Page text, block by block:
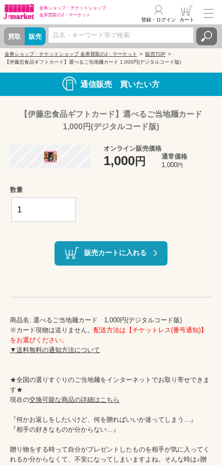
金券ショップ・ チケットショップ
金券買取のJ・マーケット
買取 販売
登録・ログイン カート
金券ショップ・チケットショップ 金券買取のJ・マーケット
販売TOP
【伊藤忠食品ギフトカード】選べるご当地麺カード 1,000円(デジタルコード版)
通信販売 買いたい方
【伊藤忠食品ギフトカード】選べるご当地麺カード
1,000円(デジタルコード版)
オンライン販売価格
1,000円
通常価格
1,000円
数量
販売カートに入れる
商品名: 選べるご当地麺カード　1,000円(デジタルコード版)
※カード現物は送りません。 配送方法は【チケットレス(番号通知)】
をお選びください。
▼送料無料の通知方法について
★全国の選りすぐりのご当地麺をインターネットでお取り寄せできま
す★
現在の交換可能な商品の詳細はこちら
『何かお返しをしたいけど、何を贈ればいいか迷ってしまう…』
『相手の好きなものが分からない…』
贈り物をする時って自分がプレゼントしたものを相手が気に入ってく
れるか分からなくて、不安になってしまいますよね。そんな時は♪贈